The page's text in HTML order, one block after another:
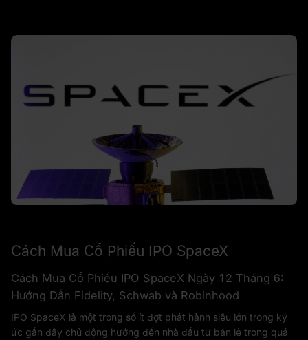
Cách Mua Cổ Phiếu IPO SpaceX
Cách Mua Cổ Phiếu IPO SpaceX Ngày 12 Tháng 6:
Hướng Dẫn Fidelity, Schwab và Robinhood
IPO SpaceX là một trong số ít đợt phát hành siêu lớn trong ký
ức gần đây chủ động hướng đến nhà đầu tư bán lẻ trong quá